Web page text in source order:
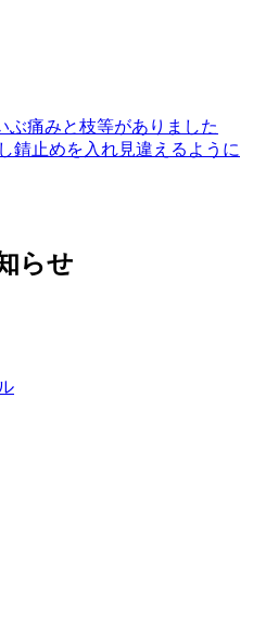
ぶ痛みと枝等がありました
錆止めを入れ見違えるように
らせ